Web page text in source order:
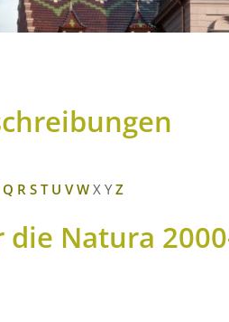
Q R S T U V W X Y Z
Natura